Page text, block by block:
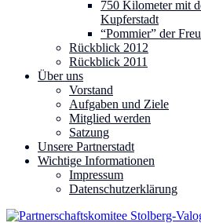
750 Kilometer mit
Kupferstadt
“Pommier” der
Rückblick 2012
Rückblick 2011
Über uns
Vorstand
Aufgaben und Ziele
Mitglied werden
Satzung
Unsere Partnerstadt
Wichtige Informationen
Impressum
Datenschutzerklärung